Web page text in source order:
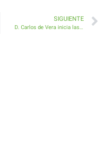
SIGUIENTE
D. Carlos de Vera inicia las Fiestas de Antigua con un Pregón repleto de divertidos momentos